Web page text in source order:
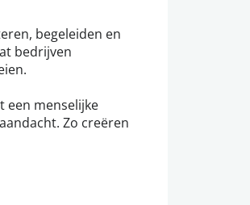
begeleiden en
bedrijven
een menselijke
Zo creëren